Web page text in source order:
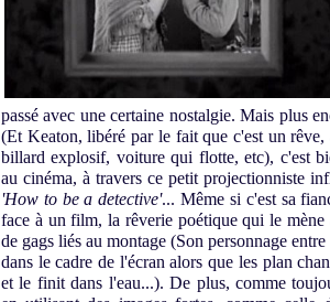
passé avec une certaine nostalgie. Mais plus
(Et Keaton, libéré par le fait que c'est un
billard explosif, voiture qui flotte, etc), c'est
au cinéma, à travers ce petit projectionniste
'How to be a detective'... Même si c'est sa
face à un film, la rêverie poétique qui le
de gags liés au montage (Son personnage
dans le cadre de l'écran alors que les plan
et le finit dans l'eau...). De plus, comme